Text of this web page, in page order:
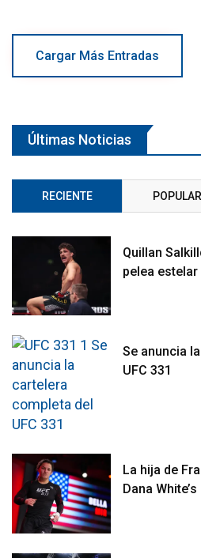
Cargar Más Entradas
Últimas Noticias
RECIENTE POPULAR
Quillan
pelea estelar
Se anuncia
UFC 331
La hija de
Dana